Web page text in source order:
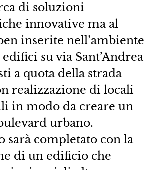
di soluzioni
innovative ma al
inserite nell’ambiente
su via Sant’Andrea
a quota della strada
realizzazione di locali
in modo da creare un
urbano.
sarà completato con la
di un edificio che